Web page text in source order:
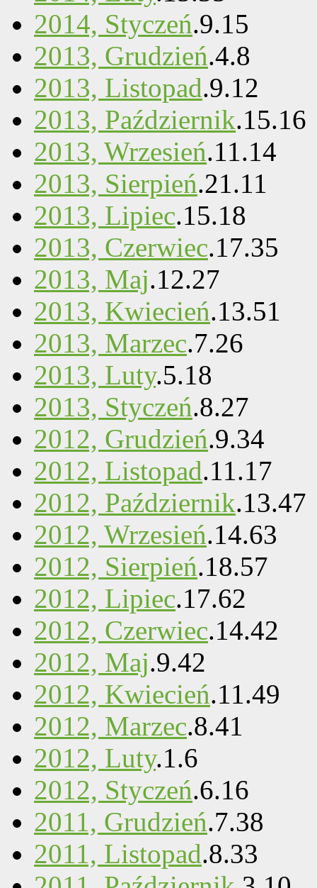
2014, Styczeń.9.15
2013, Grudzień.4.8
2013, Listopad.9.12
2013, Październik.15.16
2013, Wrzesień.11.14
2013, Sierpień.21.11
2013, Lipiec.15.18
2013, Czerwiec.17.35
2013, Maj.12.27
2013, Kwiecień.13.51
2013, Marzec.7.26
2013, Luty.5.18
2013, Styczeń.8.27
2012, Grudzień.9.34
2012, Listopad.11.17
2012, Październik.13.47
2012, Wrzesień.14.63
2012, Sierpień.18.57
2012, Lipiec.17.62
2012, Czerwiec.14.42
2012, Maj.9.42
2012, Kwiecień.11.49
2012, Marzec.8.41
2012, Luty.1.6
2012, Styczeń.6.16
2011, Grudzień.7.38
2011, Listopad.8.33